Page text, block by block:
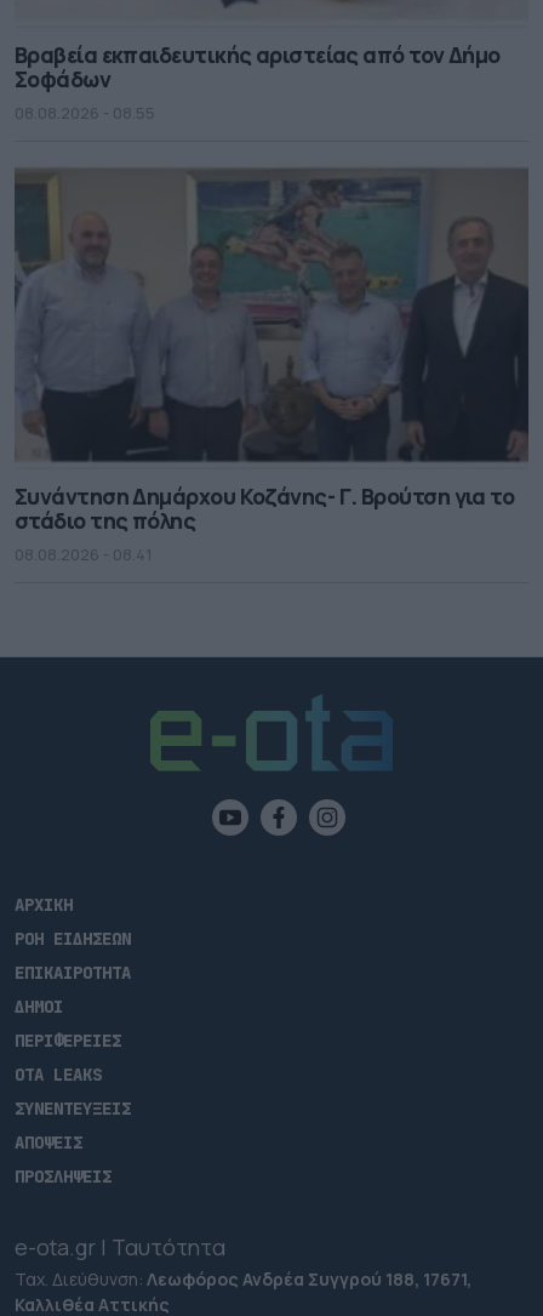
Βραβεία εκπαιδευτικής αριστείας από τον Δήμο
Σοφάδων
08.08.2026 - 08.55
Συνάντηση Δημάρχου Κοζάνης- Γ. Βρούτση για το
στάδιο της πόλης
08.08.2026 - 08.41
ΑΡΧΙΚΗ
ΡΟΗ ΕΙΔΗΣΕΩΝ
ΕΠΙΚΑΙΡΟΤΗΤΑ
ΔΗΜΟΙ
ΠΕΡΙΦΕΡΕΙΕΣ
OTA LEAKS
ΣΥΝΕΝΤΕΥΞΕΙΣ
ΑΠΟΨΕΙΣ
ΠΡΟΣΛΗΨΕΙΣ
e-ota.gr | Ταυτότητα
Ταχ. Διεύθυνση: Λεωφόρος Ανδρέα Συγγρού 188, 17671,
Καλλιθέα Αττικής